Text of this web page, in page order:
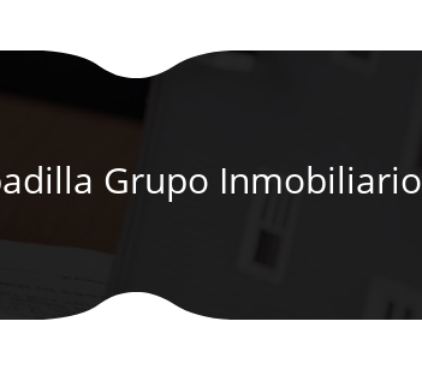
Grupo Inmobiliario